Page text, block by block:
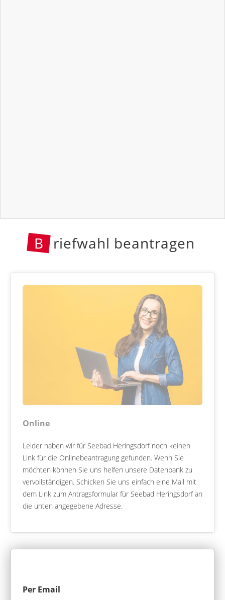
B riefwahl beantragen
Online
Leider haben wir für Seebad Heringsdorf noch keinen
Link für die Onlinebeantragung gefunden. Wenn Sie
möchten können Sie uns helfen unsere Datenbank zu
vervollständigen. Schicken Sie uns einfach eine Mail mit
dem Link zum Antragsformular für Seebad Heringsdorf an
die unten angegebene Adresse.
Per Email